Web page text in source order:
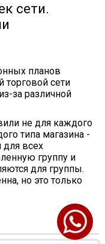
сети.
планов
торговой сети
за различной
не для каждого
типа магазина -
для всех
группу и
для группы.
но это только